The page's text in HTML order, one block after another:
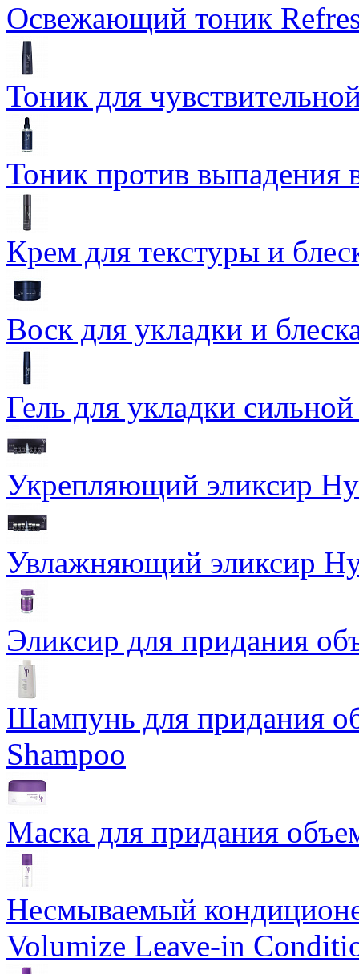
Освежающий тоник
Тоник для
Тоник против выпадения
Крем для текстуры и
Воск для укладки и
Гель для укладки
Укрепляющий эликсир
Увлажняющий эликсир
Эликсир для придания
Шампунь для придания
Shampoo
Маска для придания
Несмываемый
Volumize Leave-in